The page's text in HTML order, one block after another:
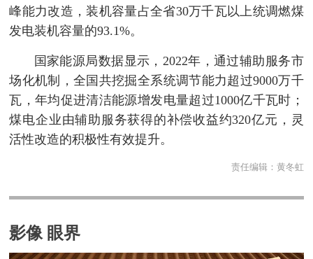
峰能力改造，装机容量占全省30万千瓦以上统调燃煤
发电装机容量的93.1%。
国家能源局数据显示，2022年，通过辅助服务市
场化机制，全国共挖掘全系统调节能力超过9000万千
瓦，年均促进清洁能源增发电量超过1000亿千瓦时；
煤电企业由辅助服务获得的补偿收益约320亿元，灵
活性改造的积极性有效提升。
责任编辑： 黄冬虹
影像 眼界